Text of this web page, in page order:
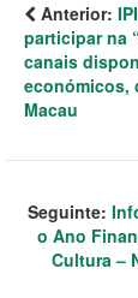
Anterior:
participar na
canais
económicos,
Macau
Seguinte:
o Ano
Cultura –